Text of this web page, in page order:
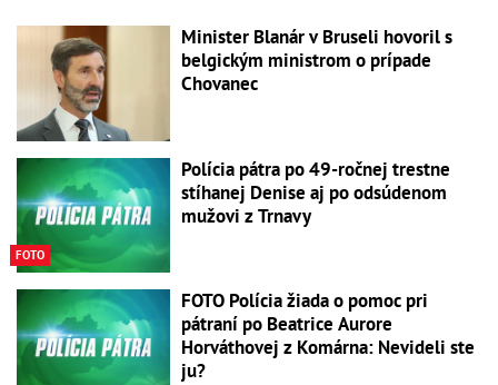
Minister Blanár v Bruseli hovoril s
belgickým ministrom o prípade
Chovanec
FOTO
Polícia pátra po 49-ročnej trestne
stíhanej Denise aj po odsúdenom
mužovi z Trnavy
FOTO Polícia žiada o pomoc pri
pátraní po Beatrice Aurore
Horváthovej z Komárna: Nevideli ste
ju?